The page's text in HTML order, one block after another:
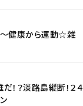
～健康から運動☆雑
！？淡路島縦断！２４